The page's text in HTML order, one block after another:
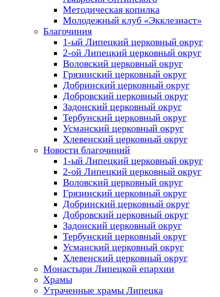
Методическая копилка
Молодежный клуб «Экклезиаст»
Благочиния
1-ый Липецкий церковный округ
2-ой Липецкий церковный округ
Воловский церковный округ
Грязинский церковный округ
Добринский церковный округ
Добровский церковный округ
Задонский церковный округ
Тербунский церковный округ
Усманский церковный округ
Хлевенский церковный округ
Новости благочиний
1-ый Липецкий церковный округ
2-ой Липецкий церковный округ
Воловский церковный округ
Грязинский церковный округ
Добринский церковный округ
Добровский церковный округ
Задонский церковный округ
Тербунский церковный округ
Усманский церковный округ
Хлевенский церковный округ
Монастыри Липецкой епархии
Храмы
Утраченные храмы Липецка